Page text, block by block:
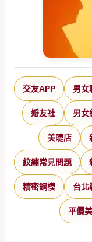
交友APP 男女
婚友社 男女
美睫店
紋繡常見問題
精密鋼模 台北
平價